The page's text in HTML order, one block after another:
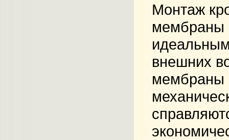
Монтаж
мембраны
внешних
мембраны